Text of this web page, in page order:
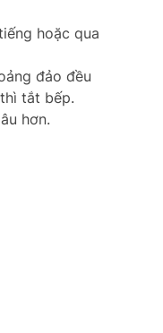
hoặc qua
đảo đều
tắt bếp.
hơn.